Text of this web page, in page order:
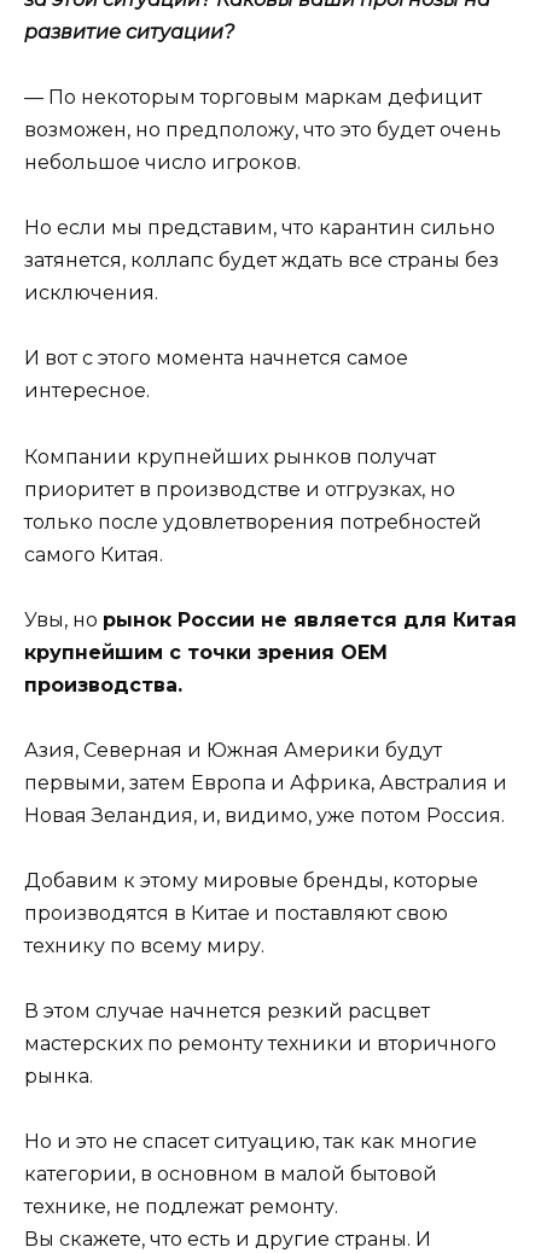
развитие ситуации?
— По некоторым торговым маркам дефицит
возможен, но предположу, что это будет очень
небольшое число игроков.
Но если мы представим, что карантин сильно
затянется, коллапс будет ждать все страны без
исключения.
И вот с этого момента начнется самое
интересное.
Компании крупнейших рынков получат
приоритет в производстве и отгрузках, но
только после удовлетворения потребностей
самого Китая.
Увы, но рынок России не является для Китая
крупнейшим с точки зрения ОЕМ
производства.
Азия, Северная и Южная Америки будут
первыми, затем Европа и Африка, Австралия и
Новая Зеландия, и, видимо, уже потом Россия.
Добавим к этому мировые бренды, которые
производятся в Китае и поставляют свою
технику по всему миру.
В этом случае начнется резкий расцвет
мастерских по ремонту техники и вторичного
рынка.
Но и это не спасет ситуацию, так как многие
категории, в основном в малой бытовой
технике, не подлежат ремонту.
Вы скажете, что есть и другие страны. И